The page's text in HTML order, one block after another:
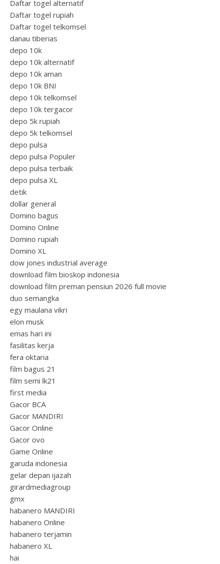
Daftar togel alternatif
Daftar togel rupiah
Daftar togel telkomsel
danau tiberias
depo 10k
depo 10k alternatif
depo 10k aman
depo 10k BNI
depo 10k telkomsel
depo 10k tergacor
depo 5k rupiah
depo 5k telkomsel
depo pulsa
depo pulsa Populer
depo pulsa terbaik
depo pulsa XL
detik
dollar general
Domino bagus
Domino Online
Domino rupiah
Domino XL
dow jones industrial average
download film bioskop indonesia
download film preman pensiun 2026 full movie
duo semangka
egy maulana vikri
elon musk
emas hari ini
fasilitas kerja
fera oktaria
film bagus 21
film semi lk21
first media
Gacor BCA
Gacor MANDIRI
Gacor Online
Gacor ovo
Game Online
garuda indonesia
gelar depan ijazah
girardmediagroup
gmx
habanero MANDIRI
habanero Online
habanero terjamin
habanero XL
hai